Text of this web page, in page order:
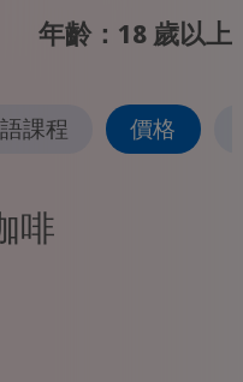
年齡：18 歲以上
課程 價格
啡